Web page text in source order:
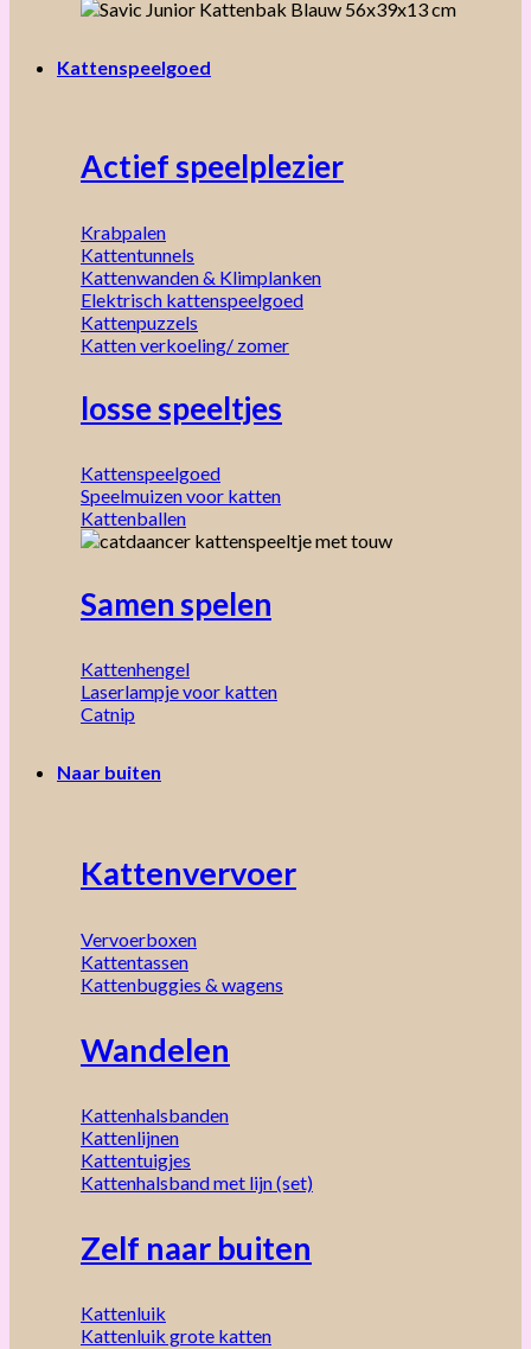
Kattenspeelgoed
Actief speelplezier
Krabpalen
Kattentunnels
Kattenwanden & Klimplanken
Elektrisch kattenspeelgoed
Kattenpuzzels
Katten verkoeling/ zomer
losse speeltjes
Kattenspeelgoed
Speelmuizen voor katten
Kattenballen
Samen spelen
Kattenhengel
Laserlampje voor katten
Catnip
Naar buiten
Kattenvervoer
Vervoerboxen
Kattentassen
Kattenbuggies & wagens
Wandelen
Kattenhalsbanden
Kattenlijnen
Kattentuigjes
Kattenhalsband met lijn (set)
Zelf naar buiten
Kattenluik
Kattenluik grote katten